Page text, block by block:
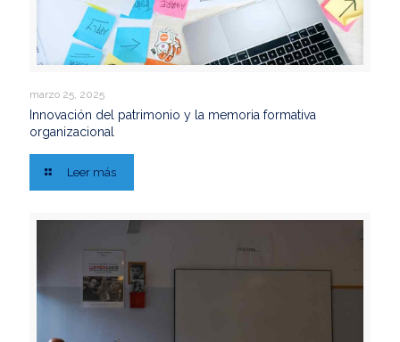
marzo 25, 2025
Innovación del patrimonio y la memoria formativa
organizacional
Leer más